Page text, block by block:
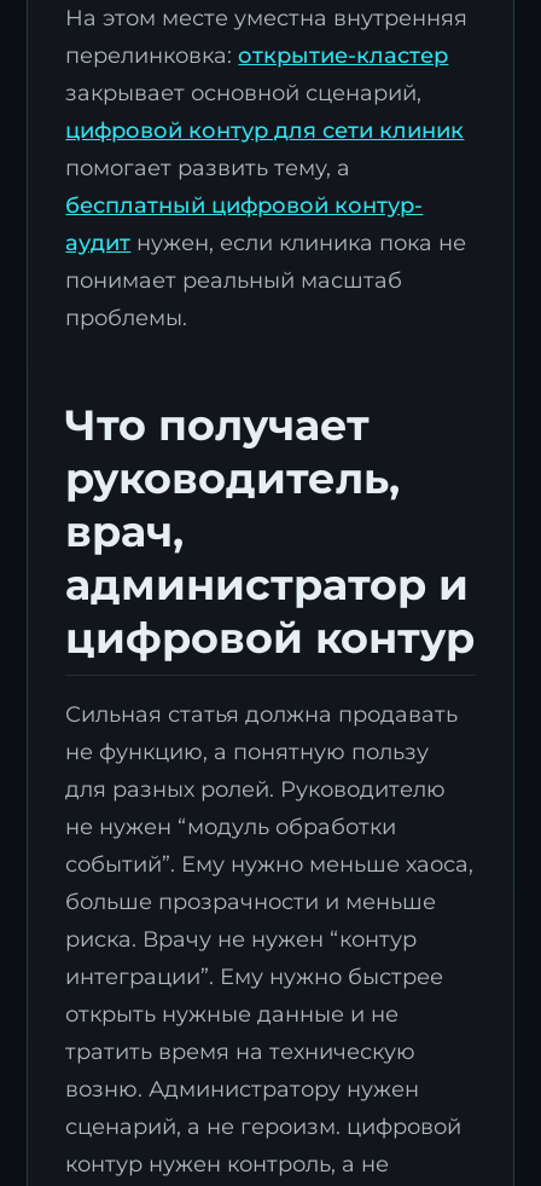
На этом месте уместна внутренняя
перелинковка:открытие-кластер
закрывает основной сценарий,
цифровой контур для сети клиник
помогает развить тему, а
бесплатный цифровой контур-
аудит нужен, если клиника пока не
понимает реальный масштаб
проблемы.
Что получает
руководитель,
врач,
администратор и
цифровой контур
Сильная статья должна продавать
не функцию, а понятную пользу
для разных ролей. Руководителю
не нужен “модуль обработки
событий”. Ему нужно меньше хаоса,
больше прозрачности и меньше
риска. Врачу не нужен “контур
интеграции”. Ему нужно быстрее
открыть нужные данные и не
тратить время на техническую
возню. Администратору нужен
сценарий, а не героизм. цифровой
контур нужен контроль, а не